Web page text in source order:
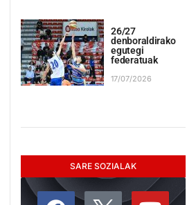
26/27
denboraldirako
egutegi
federatuak
17/07/2026
SARE SOZIALAK